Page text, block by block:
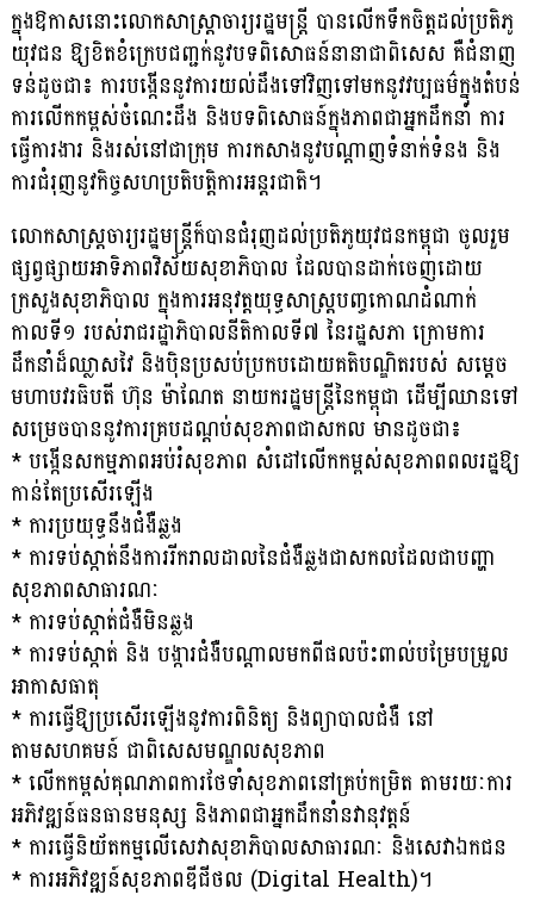
ក្នុងឱកាសនោះលោកសាស្ត្រាចារ្យរដ្ឋមន្ត្រី បានលើកទឹកចិត្តដល់ប្រតិភូ
យុវជន ឱ្យខិតខំក្រេបជញ្ជក់នូវបទពិសោធន៍នានាជាពិសេស គឺជំនាញ
ទន់ដូចជា៖ ការបង្កើននូវការយល់ដឹងទៅវិញទៅមកនូវវប្បធម៌ក្នុងតំបន់
ការលើកកម្ពស់ចំណេះដឹង និងបទពិសោធន៍ក្នុងភាពជាអ្នកដឹកនាំ ការ
ធ្វើការងារ និងរស់នៅជាក្រុម ការកសាងនូវបណ្តាញទំនាក់ទំនង និង
ការជំរុញនូវកិច្ចសហប្រតិបត្តិការអន្តរជាតិ។
លោកសាស្ត្រចារ្យរដ្ឋមន្ត្រីក៏បានជំរុញដល់ប្រតិភូយុវជនកម្ពុជា ចូលរួម
ផ្សព្វផ្សាយអាទិភាពវិស័យសុខាភិបាល ដែលបានដាក់ចេញដោយ
ក្រសួងសុខាភិបាល ក្នុងការអនុវត្តយុទ្ធសាស្រ្តបញ្ចកោណដំណាក់
កាលទី១ របស់រាជរដ្ឋាភិបាលនីតិកាលទី៧ នៃរដ្ឋសភា ក្រោមការ
ដឹកនាំដ៏ឈ្លាសវៃ និងប៉ិនប្រសប់ប្រកបដោយគតិបណ្ឌិតរបស់ សម្តេច
មហាបវរធិបតី ហ៊ុន ម៉ាណែត នាយករដ្ឋមន្ត្រីនៃកម្ពុជា ដើម្បីឈានទៅ
សម្រេចបាននូវការគ្របដណ្តប់សុខភាពជាសកល មានដូ​ចជា៖
* បង្កើនសកម្មភាពអប់រំសុខភាព សំដៅលើកកម្ពស់សុខភាពពលរដ្ឋឱ្យ
កាន់តែប្រសើរឡើង
* ការប្រយុទ្ធនឹងជំងឺឆ្លង
* ការទប់ស្កាត់នឹងការរីករាលដាលនៃជំងឺឆ្លងជាសកលដែលជាបញ្ហា
សុខភាពសាធារណៈ
* ការទប់ស្កាត់ជំងឺមិនឆ្លង
* ការទប់ស្កាត់ និង បង្ការជំងឺបណ្ដាលមកពីផលប៉ះពាល់បម្រែបម្រួល
អាកាសធាតុ
* ការធ្វើឱ្យប្រសើរឡើងនូវការពិនិត្យ និងព្យាបាលជំងឺ នៅ
តាមសហគមន៍ ជាពិសេសមណ្ឌលសុខភាព
* លើកកម្ពស់គុណភាពការថែទាំសុខភាពនៅគ្រប់កម្រិត តាមរយៈការ
អភិវឌ្ឍន៍ធនធានមនុស្ស និងភាពជាអ្នកដឹកនាំនវានុវត្តន៍
* ការធ្វើនិយ័តកម្មលើសេវាសុខាភិបាលសាធារណៈ និងសេវាឯកជន
* ការអភិវឌ្ឍន៍សុខភាពឌីជីថល (Digital Health)។